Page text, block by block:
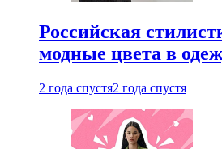
Российская
модные цвета в
2 года спустя2 года спустя